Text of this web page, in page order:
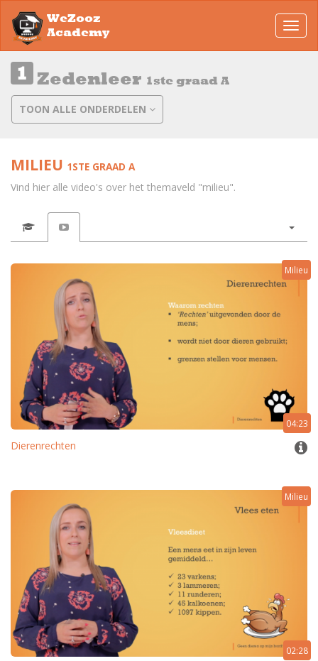
WeZooz
Academy
Zedenleer 1ste graad A
TOON ALLE ONDERDELEN
MILIEU 1STE GRAAD A
Vind hier alle video's over het themaveld "milieu".
Milieu
04:23
Dierenrechten
Milieu
02:28